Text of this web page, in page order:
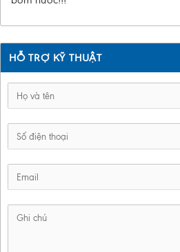
HỖ TRỢ KỸ THUẬT